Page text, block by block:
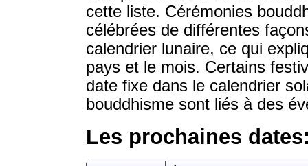
cette liste. Cérémonies
célébrées de différentes
calendrier lunaire, ce qui
pays et le mois. Certains
date fixe dans le calendrier
bouddhisme sont liés à des
Les prochaines